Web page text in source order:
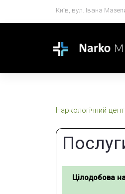
Київ, вул. Івана
Наркологічний
Цілодобова